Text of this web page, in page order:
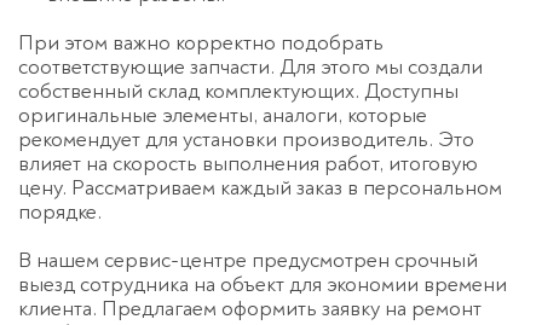
При этом важно корректно подобрать
соответствующие запчасти. Для этого мы создали
собственный склад комплектующих. Доступны
оригинальные элементы, аналоги, которые
рекомендует для установки производитель. Это
влияет на скорость выполнения работ, итоговую
цену. Рассматриваем каждый заказ в персональном
порядке.
В нашем сервис-центре предусмотрен срочный
выезд сотрудника на объект для экономии времени
клиента. Предлагаем оформить заявку на ремонт